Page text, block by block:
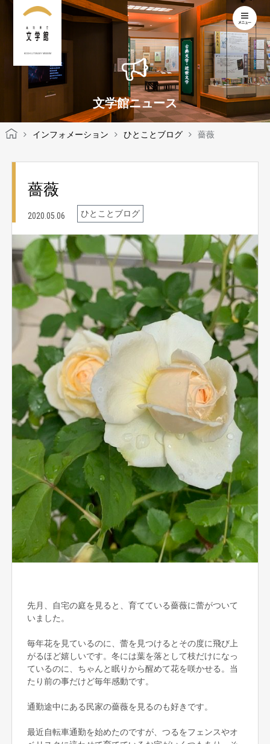
KOCHI LITERARY MUSEUM
文学館ニュース
インフォメーション ひとことブログ 薔薇
薔薇
2020.05.06 ひとことブログ
先月、自宅の庭を見ると、育てている薔薇に蕾がついて
いました。
毎年花を見ているのに、蕾を見つけるとその度に飛び上
がるほど嬉しいです。冬には葉を落として枝だけになっ
ているのに、ちゃんと眠りから醒めて花を咲かせる。当
たり前の事だけど毎年感動です。
通勤途中にある民家の薔薇を見るのも好きです。
最近自転車通勤を始めたのですが、つるをフェンスやオ